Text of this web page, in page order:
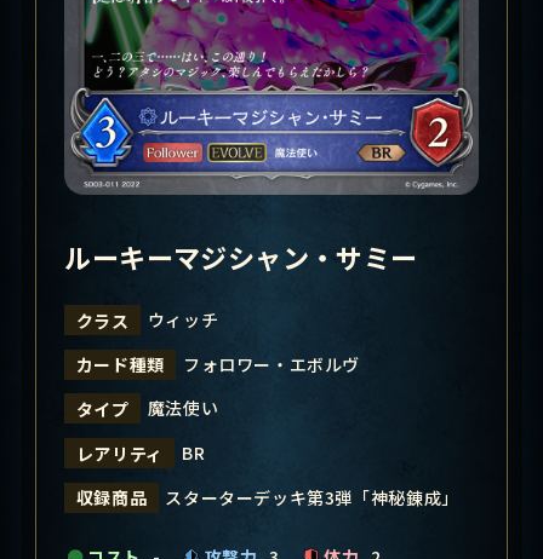
ルーキーマジシャン・サミー
クラス
ウィッチ
カード種類
フォロワー・エボルヴ
タイプ
魔法使い
レアリティ
BR
収録商品
スターターデッキ第3弾「神秘錬成」